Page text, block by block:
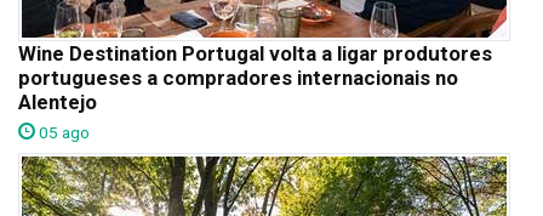
Wine Destination Portugal volta a ligar produtores
portugueses a compradores internacionais no
Alentejo
05 ago